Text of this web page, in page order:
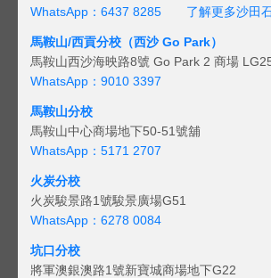
WhatsApp：6437 8285
了解更多沙田
馬鞍山/西貢分校（西沙 Go Park）
馬鞍山西沙海映路8號 Go Park 2 商場
WhatsApp：9010 3397
馬鞍山分校
馬鞍山中心商場地下50-51號舖
WhatsApp：5171 2707
火炭分校
火炭駿景路1號駿景廣場G51
WhatsApp：6278 0084
坑口分校
將軍澳銀澳路1號新寶城商場地下G22